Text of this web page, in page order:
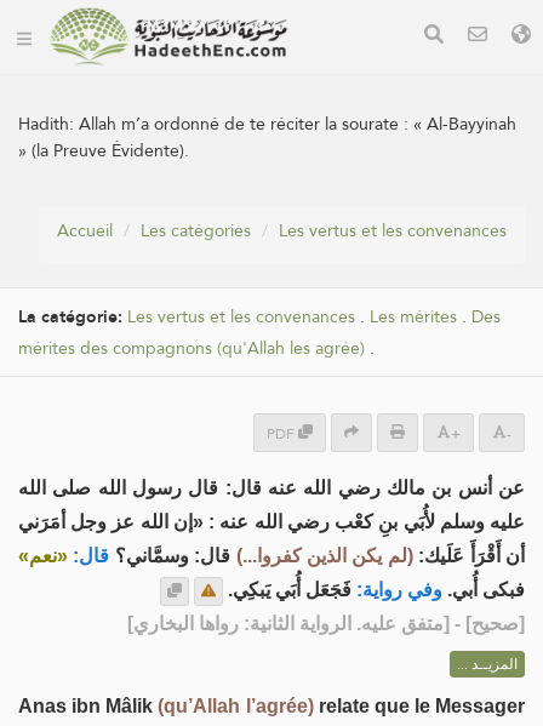
Hadith:Allah m’a ordonné de te réciter la sourate : « Al-Bayyinah
» (la Preuve Évidente).
Accueil Les catégories Les vertus et les convenances
La catégorie: Les vertus et les convenances . Les mérites . Des
mérites des compagnons (qu'Allah les agrée) .
PDF + -
عن أنس بن مالك رضي الله عنه قال: قال رسول الله صلى الله
عليه وسلم لأُبَي بنِ كعْب رضي الله عنه : «إن الله عز وجل أمَرَني
أن أَقْرَأَ عَلَيك:(لم يكن الذين كفروا...) قال: وسمَّاني؟ قال: «نعم»
فبكى أُبي. وفي رواية: فَجَعَل أُبَي يَبكِي.
[صحيح] - [متفق عليه. الرواية الثانية: رواها البخاري]
المزيــد ...
Anas ibn Mâlik(qu’Allah l’agrée)relate que le Messager